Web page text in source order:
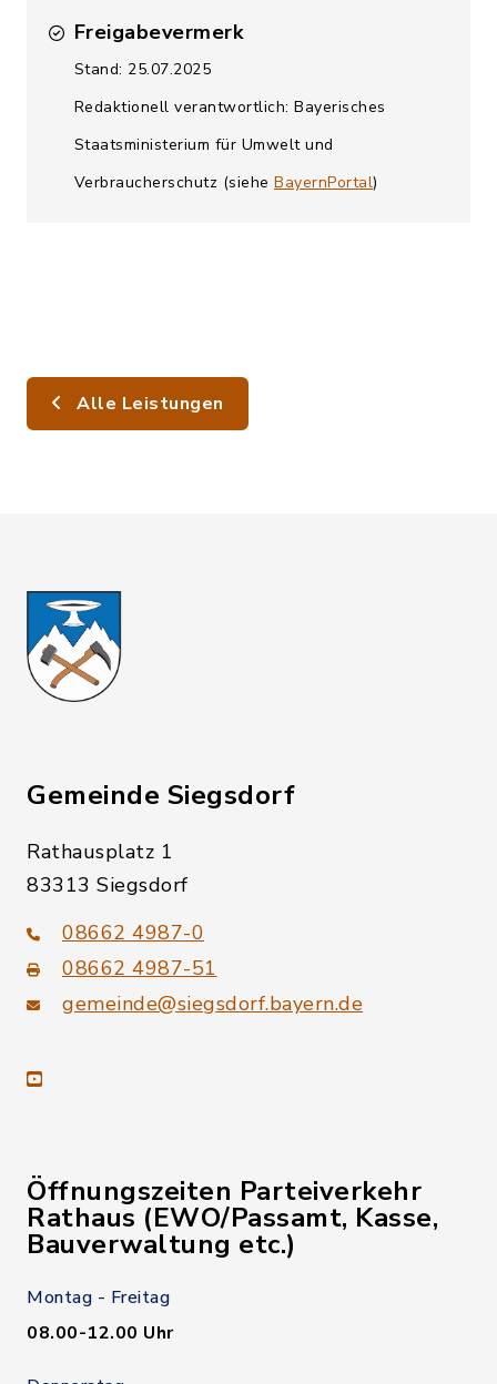
Freigabevermerk
Stand: 25.07.2025
Redaktionell verantwortlich: Bayerisches
Staatsministerium für Umwelt und
Verbraucherschutz (siehe BayernPortal)
Alle Leistungen
Gemeinde Siegsdorf
Rathausplatz 1
83313 Siegsdorf
08662 4987-0
08662 4987-51
gemeinde@siegsdorf.bayern.de
youtube
Öffnungszeiten Parteiverkehr
Rathaus (EWO/Passamt, Kasse,
Bauverwaltung etc.)
Montag - Freitag
08.00-12.00 Uhr